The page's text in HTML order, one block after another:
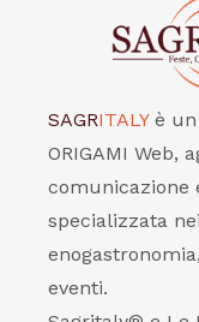
SAGRITALY è
ORIGAMI Web,
comunicazione
specializzata
eventi.